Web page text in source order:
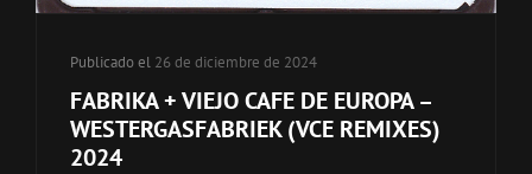
Publicado el 26 de diciembre de 2024
FABRIKA + VIEJO CAFE DE EUROPA –
WESTERGASFABRIEK (VCE REMIXES)
2024